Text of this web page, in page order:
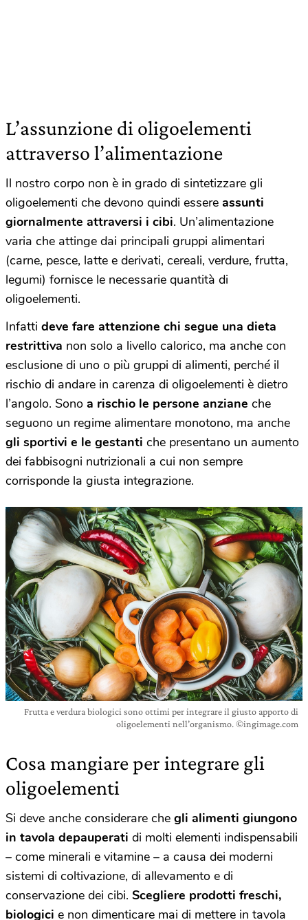
L’assunzione di oligoelementi
attraverso l’alimentazione
Il nostro corpo non è in grado di sintetizzare gli
oligoelementi che devono quindi essere assunti
giornalmente attraversi i cibi. Un’alimentazione
varia che attinge dai principali gruppi alimentari
(carne, pesce, latte e derivati, cereali, verdure, frutta,
legumi) fornisce le necessarie quantità di
oligoelementi.
Infatti deve fare attenzione chi segue una dieta
restrittiva non solo a livello calorico, ma anche con
esclusione di uno o più gruppi di alimenti, perché il
rischio di andare in carenza di oligoelementi è dietro
l’angolo. Sono a rischio le persone anziane che
seguono un regime alimentare monotono, ma anche
gli sportivi e le gestanti che presentano un aumento
dei fabbisogni nutrizionali a cui non sempre
corrisponde la giusta integrazione.
Frutta e verdura biologici sono ottimi per integrare il giusto apporto di
oligoelementi nell’organismo. ©ingimage.com
Cosa mangiare per integrare gli
oligoelementi
Si deve anche considerare che gli alimenti giungono
in tavola depauperati di molti elementi indispensabili
– come minerali e vitamine – a causa dei moderni
sistemi di coltivazione, di allevamento e di
conservazione dei cibi. Scegliere prodotti freschi,
biologici e non dimenticare mai di mettere in tavola